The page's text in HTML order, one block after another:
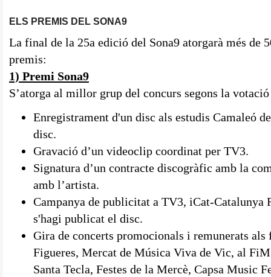
ELS PREMIS DEL SONA9
La final de la 25a edició del Sona9 atorgarà més de
premis:
1) Premi Sona9
S’atorga al millor grup del concurs segons la
Enregistrament d'un disc als estudis Camaleó
disc.
Gravació d’un videoclip coordinat per TV3.
Signatura d’un contracte discogràfic amb la
amb l’artista.
Campanya de publicitat a TV3, iCat-Catalunya
s'hagi publicat el disc.
Gira de concerts promocionals i remunerats als
Figueres, Mercat de Música Viva de Vic, al FiM
Santa Tecla, Festes de la Mercè, Capsa Music